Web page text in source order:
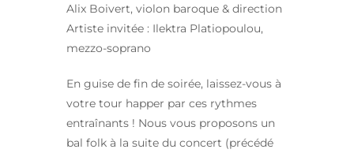
Alix Boivert, violon baroque & direction
Artiste invitée : Ilektra Platiopoulou,
mezzo-soprano
En guise de fin de soirée, laissez-vous à
votre tour happer par ces rythmes
entraînants ! Nous vous proposons un
bal folk à la suite du concert (précédé